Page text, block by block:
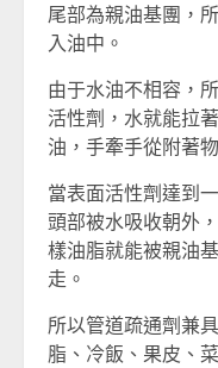
尾部為親油基團，
入油中。
由于水油不相容，
活性劑，水就能拉
油，手牽手從附著
當表面活性劑達到
頭部被水吸收朝外
樣油脂就能被親油
走。
所以管道疏通劑兼
脂、冷飯、果皮、